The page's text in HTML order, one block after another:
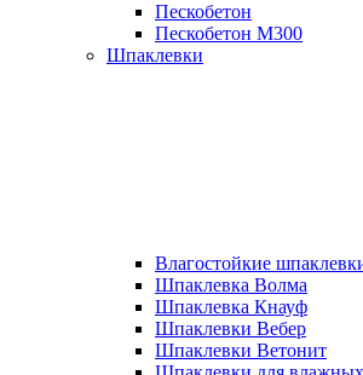
Пескобетон
Пескобетон М300
Шпаклевки
Влагостойкие
Шпаклевка Волма
Шпаклевка Кнауф
Шпаклевки Вебер
Шпаклевки Ветонит